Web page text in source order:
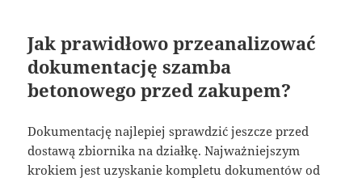
Jak prawidłowo przeanalizować
dokumentację szamba
betonowego przed zakupem?
Dokumentację najlepiej sprawdzić jeszcze przed
dostawą zbiornika na działkę. Najważniejszym
krokiem jest uzyskanie kompletu dokumentów od